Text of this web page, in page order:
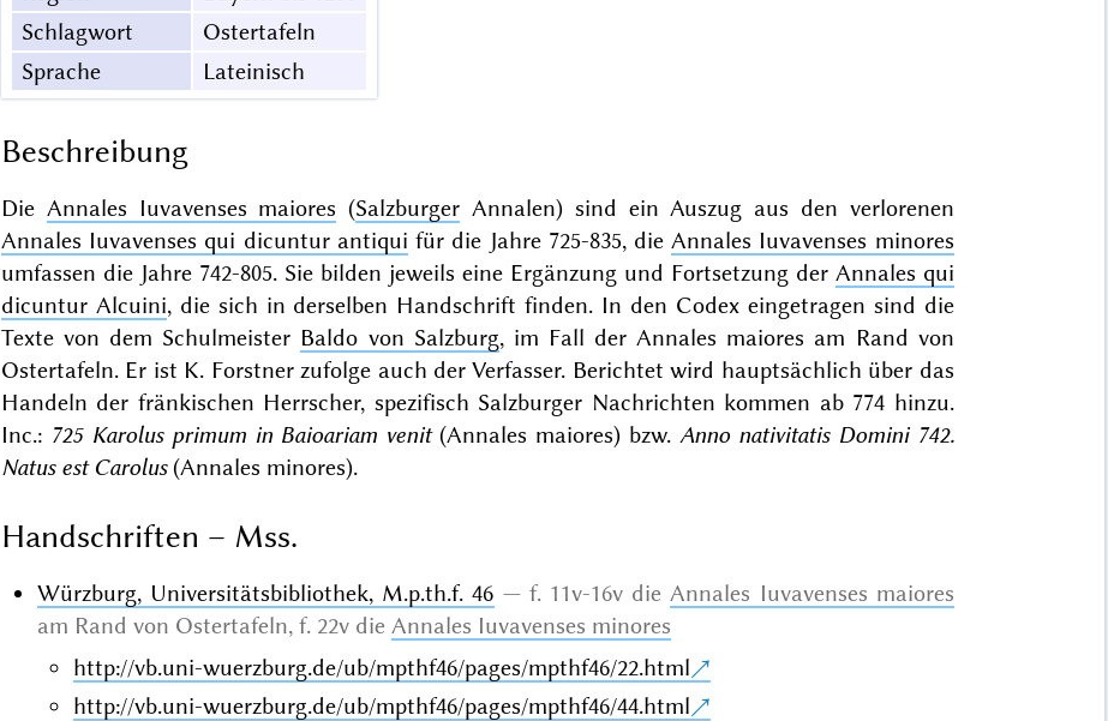
Schlagwort
Ostertafeln
Sprache
Lateinisch
Beschreibung
Die Annales Iuvavenses maiores (Salzburger Annalen) sind ein Auszug aus den verlorenen
Annales Iuvavenses qui dicuntur antiqui für die Jahre 725-835, dieAnnales Iuvavenses minores
umfassen die Jahre 742-805. Sie bilden jeweils eine Ergänzung und Fortsetzung der Annales qui
dicuntur Alcuini, die sich in derselben Handschrift finden. In den Codex eingetragen sind die
Texte von dem Schulmeister Baldo von Salzburg, im Fall der Annales maiores am Rand von
Ostertafeln. Er ist K. Forstner zufolge auch der Verfasser. Berichtet wird hauptsächlich über das
Handeln der fränkischen Herrscher, spezifisch Salzburger Nachrichten kommen ab 774 hinzu.
Inc.: 725 Karolus primum in Baioariam venit(Annales maiores) bzw. Anno nativitatis Domini 742.
Natus est Carolus(Annales minores).
Handschriften – Mss.
Würzburg, Universitätsbibliothek, M.p.th.f. 46 f. 11v-16v dieAnnales Iuvavenses maiores
am Rand von Ostertafeln, f. 22v die Annales Iuvavenses minores
http://vb.uni-wuerzburg.de/ub/mpthf46/pages/mpthf46/22.html
http://vb.uni-wuerzburg.de/ub/mpthf46/pages/mpthf46/44.html